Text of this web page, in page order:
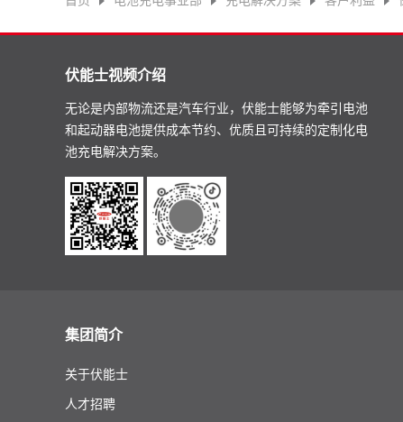
伏能士视频介绍
无论是内部物流还是汽车行业，伏能士能够为牵引电池
和起动器电池提供成本节约、优质且可持续的定制化电
池充电解决方案。
集团简介
关于伏能士
人才招聘